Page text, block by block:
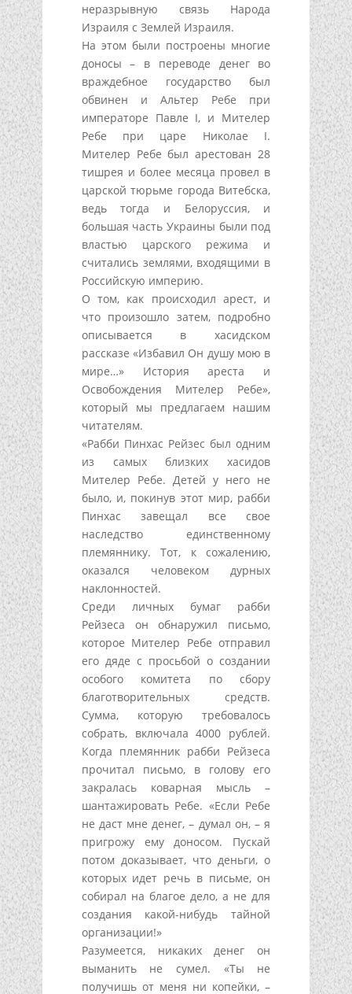
неразрывную связь Народа
Израиля с Землей Израиля.
На этом были построены многие
доносы – в переводе денег во
враждебное государство был
обвинен и Альтер Ребе при
императоре Павле I, и Мителер
Ребе при царе Николае I.
Мителер Ребе был арестован 28
тишрея и более месяца провел в
царской тюрьме города Витебска,
ведь тогда и Белоруссия, и
большая часть Украины были под
властью царского режима и
считались землями, входящими в
Российскую империю.
О том, как происходил арест, и
что произошло затем, подробно
описывается в хасидском
рассказе «Избавил Он душу мою в
мире…» История ареста и
Освобождения Мителер Ребе»,
который мы предлагаем нашим
читателям.
«Рабби Пинхас Рейзес был одним
из самых близких хасидов
Мителер Ребе. Детей у него не
было, и, покинув этот мир, рабби
Пинхас завещал все свое
наследство единственному
племяннику. Тот, к сожалению,
оказался человеком дурных
наклонностей.
Среди личных бумаг рабби
Рейзеса он обнаружил письмо,
которое Мителер Ребе отправил
его дяде с просьбой о создании
особого комитета по сбору
благотворительных средств.
Сумма, которую требовалось
собрать, включала 4000 рублей.
Когда племянник рабби Рейзеса
прочитал письмо, в голову его
закралась коварная мысль –
шантажировать Ребе. «Если Ребе
не даст мне денег, – думал он, – я
пригрожу ему доносом. Пускай
потом доказывает, что деньги, о
которых идет речь в письме, он
собирал на благое дело, а не для
создания какой-нибудь тайной
организации!»
Разумеется, никаких денег он
выманить не сумел. «Ты не
получишь от меня ни копейки, –